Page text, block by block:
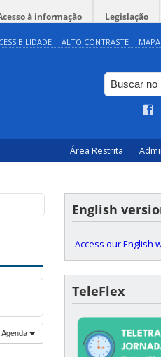
à informação Legislação
ALTO CONTRASTE
Área Restrita
Agenda
English
Access our English
TeleFlex